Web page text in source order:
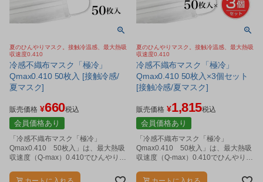
夏のひんやりマスク。接触冷温感、最大熱吸
収速度0.410
冷感不織布マスク「極冷」
Qmax0.410 50枚入 [接触冷感/
夏マスク]
販売価格 ¥660税込
会員価格あり
「冷感不織布マスク「極冷」
Qmax0.410 50枚入」は、最大熱吸
収速度（Q-max）0.410でひんやり冷
夏のひんやりマスク。接触冷温感、最大熱吸
収速度0.410
冷感不織布マスク「極冷」
Qmax0.410 50枚入×3個セット
[接触冷感/夏マスク]
販売価格 ¥1,815税込
会員価格あり
「冷感不織布マスク「極冷」
Qmax0.410 50枚入」は、最大熱吸
収速度（Q-max）0.410でひんやり冷